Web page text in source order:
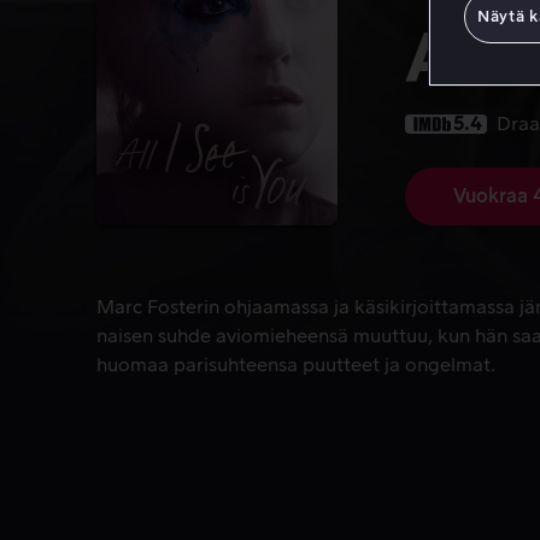
All I
5.4
Vuokraa
Marc Fosterin ohjaamassa ja käsikirjoittamassa
Marc Fosterin ohjaamassa ja käsikirjoittamassa
naisen suhde aviomieheensä muuttuu, kun hän
huomaa parisuhteensa puutteet ja ongelmat.
Näytä